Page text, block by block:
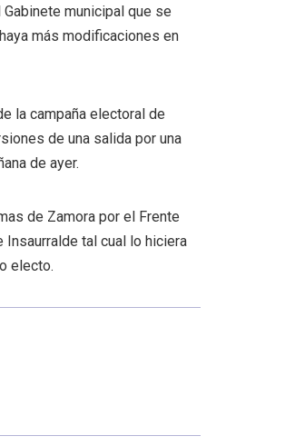
municipal que se
más modificaciones en
la campaña electoral de
de una salida por una
de ayer.
de Zamora por el Frente
Insaurralde tal cual lo hiciera
electo.